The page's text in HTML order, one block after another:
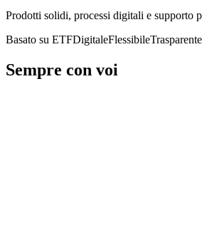
Prodotti solidi, processi digitali e supporto
Basato su ETFDigitaleFlessibileTrasparente
Sempre con voi